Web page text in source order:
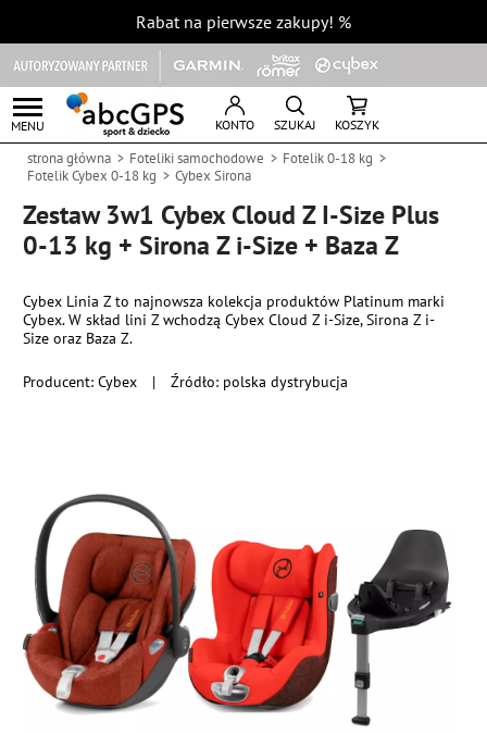
Rabat na pierwsze zakupy! %
MENU KONTO SZUKAJ KOSZYK
strona główna Foteliki samochodowe
Fotelik 0-18 kg
Fotelik Cybex 0-18 kg
Cybex Sirona
Zestaw 3w1 Cybex Cloud Z I-Size Plus
0-13 kg + Sirona Z i-Size + Baza Z
Producent:Cybex | Źródło: polska dystrybucja
Cybex Linia Z to najnowsza kolekcja produktów Platinum marki
Cybex. W skład lini Z wchodzą Cybex Cloud Z i-Size, Sirona Z i-
Size oraz Baza Z.